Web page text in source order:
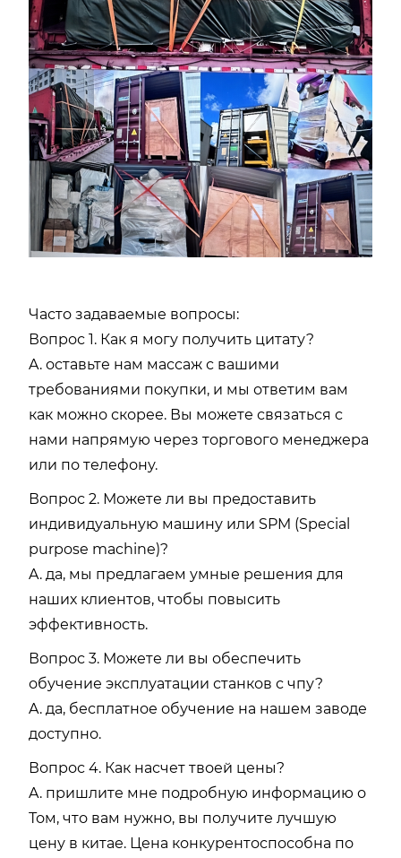
Часто задаваемые вопросы:
Вопрос 1. Как я могу получить цитату?
A. оставьте нам массаж с вашими
требованиями покупки, и мы ответим вам
как можно скорее. Вы можете связаться с
нами напрямую через торгового менеджера
или по телефону.
Вопрос 2. Можете ли вы предоставить
индивидуальную машину или SPM (Special
purpose machine)?
A. да, мы предлагаем умные решения для
наших клиентов, чтобы повысить
эффективность.
Вопрос 3. Можете ли вы обеспечить
обучение эксплуатации станков с чпу?
A. да, бесплатное обучение на нашем заводе
доступно.
Вопрос 4. Как насчет твоей цены?
A. пришлите мне подробную информацию о
Том, что вам нужно, вы получите лучшую
цену в китае. Цена конкурентоспособна по